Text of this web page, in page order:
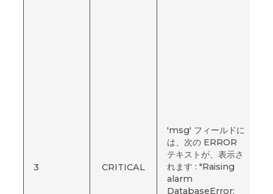
3 CRITICAL
'msg' フィールドに
は、次の ERROR
テキストが、表示さ
れます : "Raising
alarm
DatabaseError: